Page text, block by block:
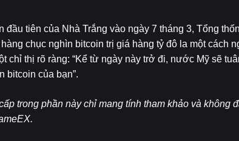
tiên của Nhà Trắng vào ngày 7 tháng 3, Tổng
chục nghìn bitcoin trị giá hàng tỷ đô la một cách
chỉ thị rõ ràng: “Kể từ ngày này trở đi, nước Mỹ sẽ
bitcoin của bạn”.
trong phần này chỉ mang tính tham khảo và không